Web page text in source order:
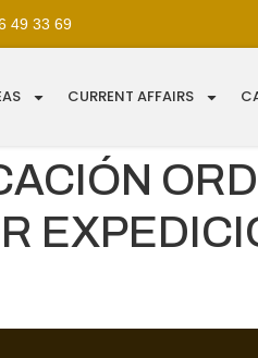
49 33 69
CURRENT AFFAIRS